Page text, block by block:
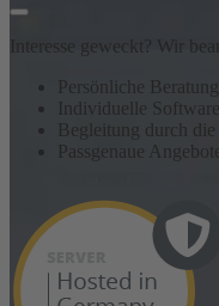
Interesse geweckt? Wir
Persönliche Beratung
Individuelle
Begleitung durch
Passgenaue